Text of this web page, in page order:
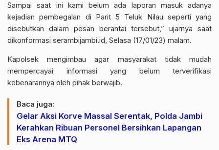
Sampai saat ini kami belum ada laporan masuk adanya
kejadian pembegalan di Parit 5 Teluk Nilau seperti yang
disebutkan dalam pesan berantai tersebut,” ujarnya saat
dikonformasi serambijambi.id, Selasa (17/01/23) malam.
Kapolsek mengimbau agar masyarakat tidak mudah
mempercayai informasi yang belum terverifikasi
kebenarannya oleh pihak berwajib.
Baca juga:
Gelar Aksi Korve Massal Serentak, Polda Jambi
Kerahkan Ribuan Personel Bersihkan Lapangan
Eks Arena MTQ